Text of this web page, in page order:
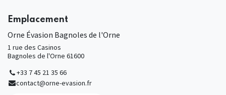
Emplacement
Orne Évasion Bagnoles de l'Orne
1 rue des Casinos
Bagnoles de l'Orne 61600
+33 7 45 21 35 66
contact@orne-evasion.fr